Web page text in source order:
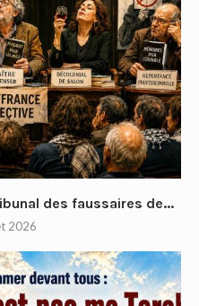
des faussaires de...
2026